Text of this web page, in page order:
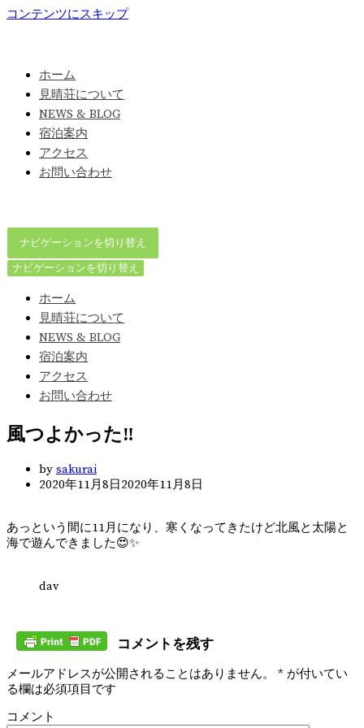
コンテンツにスキップ
ホーム
見晴荘について
NEWS & BLOG
宿泊案内
アクセス
お問い合わせ
ナビゲーションを切り替え
ナビゲーションを切り替え
ホーム
見晴荘について
NEWS & BLOG
宿泊案内
アクセス
お問い合わせ
風つよかった‼️
by sakurai
2020年11月8日 2020年11月8日
あっという間に11月になり、寒くなってきたけど北風と太陽と
海で遊んできました😍✨
dav
コメントを残す
メールアドレスが公開されることはありません。 * が付いてい
る欄は必須項目です
コメント